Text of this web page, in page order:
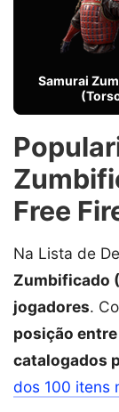
Samurai
Free
Na Lista de
Zumbificado
jogadores.
posição
catalogados
dos 100 itens